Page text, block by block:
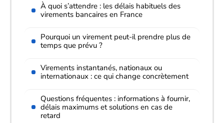
À quoi s’attendre : les délais habituels des
virements bancaires en France
Pourquoi un virement peut-il prendre plus de
temps que prévu ?
Virements instantanés, nationaux ou
internationaux : ce qui change concrètement
Questions fréquentes : informations à fournir,
délais maximums et solutions en cas de
retard